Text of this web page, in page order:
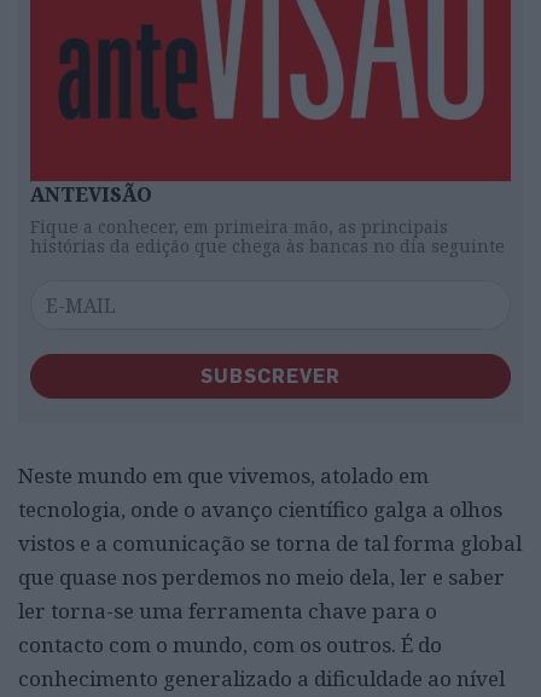
ANTEVISÃO
Fique a conhecer, em primeira mão, as principais
histórias da edição que chega às bancas no dia seguinte
SUBSCREVER
Neste mundo em que vivemos, atolado em
tecnologia, onde o avanço científico galga a olhos
vistos e a comunicação se torna de tal forma global
que quase nos perdemos no meio dela, ler e saber
ler torna-se uma ferramenta chave para o
contacto com o mundo, com os outros. É do
conhecimento generalizado a dificuldade ao nível